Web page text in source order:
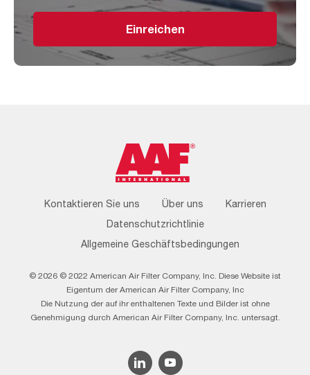
Einreichen
Footer
Menu
Kontaktieren Sie uns Über uns
Karrieren
Datenschutzrichtlinie
Allgemeine Geschäftsbedingungen
© 2026 © 2022 American Air Filter Company, Inc. Diese Website ist
Eigentum der American Air Filter Company, Inc
Die Nutzung der auf ihr enthaltenen Texte und Bilder ist ohne
Genehmigung durch American Air Filter Company, Inc. untersagt.